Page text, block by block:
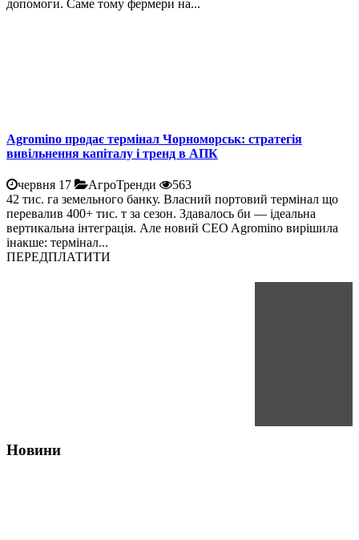
допомоги. Саме тому фермери на...
Agromino продає термінал Чорноморськ: стратегія
вивільнення капіталу і тренд в АПК
червня 17 АгроТренди
563
42 тис. га земельного банку. Власний портовий термінал що
перевалив 400+ тис. т за сезон. Здавалось би — ідеальна
вертикальна інтеграція. Але новий CEO Agromino вирішила
інакше: термінал...
ПЕРЕДПЛАТИТИ
Новини